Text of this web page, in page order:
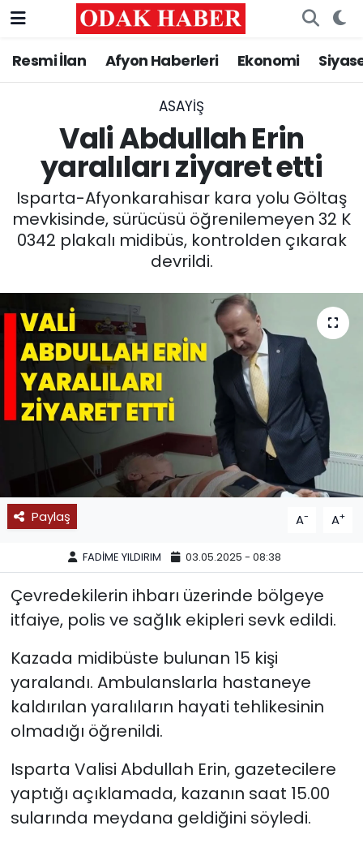
Resmi İlan Afyon Haberleri Ekonomi
ASAYİŞ
Vali Abdullah Erin
yaralıları ziyaret etti
Isparta-Afyonkarahisar kara yolu Göltaş
mevkisinde, sürücüsü öğrenilemeyen 32 K
0342 plakalı midibüs, kontrolden çıkarak
devrildi.
Paylaş A- A+
FADİME YILDIRIM 03.05.2025 - 08:38
Çevredekilerin ihbarı üzerinde bölgeye
itfaiye, polis ve sağlık ekipleri sevk edildi.
Kazada midibüste bulunan 15 kişi
yaralandı. Ambulanslarla hastaneye
kaldırılan yaralıların hayati tehlikesinin
olmadığı öğrenildi.
Isparta Valisi Abdullah Erin, gazetecilere
yaptığı açıklamada, kazanın saat 15.00
sularında meydana geldiğini söyledi.
AFYONKARAHİSAR HABERLERİ
ASAYİŞ
GÜNCEL
SİYASET
MAGAZİN
SAĞLIK
SPOR
Nöbetçi Eczaneler
Trafik Durumu
Süper Lig Puan Durumu ve Fikstür
Tüm Manşetler
Son Dakika Haberleri
Haber Arşivi